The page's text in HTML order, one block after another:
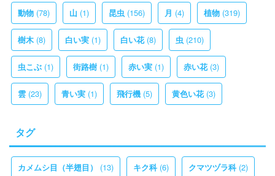
動物 (78) 山 (1) 昆虫 (156) 月 (4) 植物 (319)
樹木 (8) 白い実 (1) 白い花(8) 虫 (210)
虫こぶ (1) 街路樹 (1) 赤い実 (1) 赤い花(3)
雲 (23) 青い実 (1) 飛行機 (5) 黄色い花(3)
タグ
カメムシ目（半翅目） (13) キク科(6) クマツヅラ科(2)